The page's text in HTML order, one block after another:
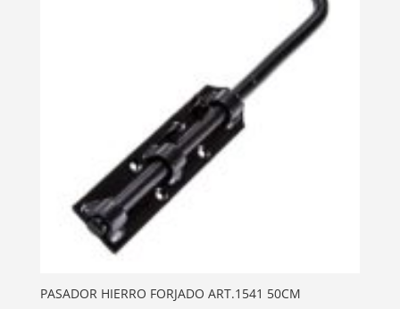
PASADOR HIERRO FORJADO ART.1541 50CM